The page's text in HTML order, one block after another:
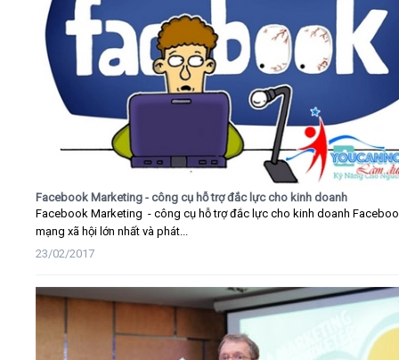
Facebook Marketing - công cụ hỗ trợ đắc lực cho kinh doanh
Facebook Marketing - công cụ hỗ trợ đắc lực cho kinh doanh
mạng xã hội lớn nhất và phát...
23/02/2017